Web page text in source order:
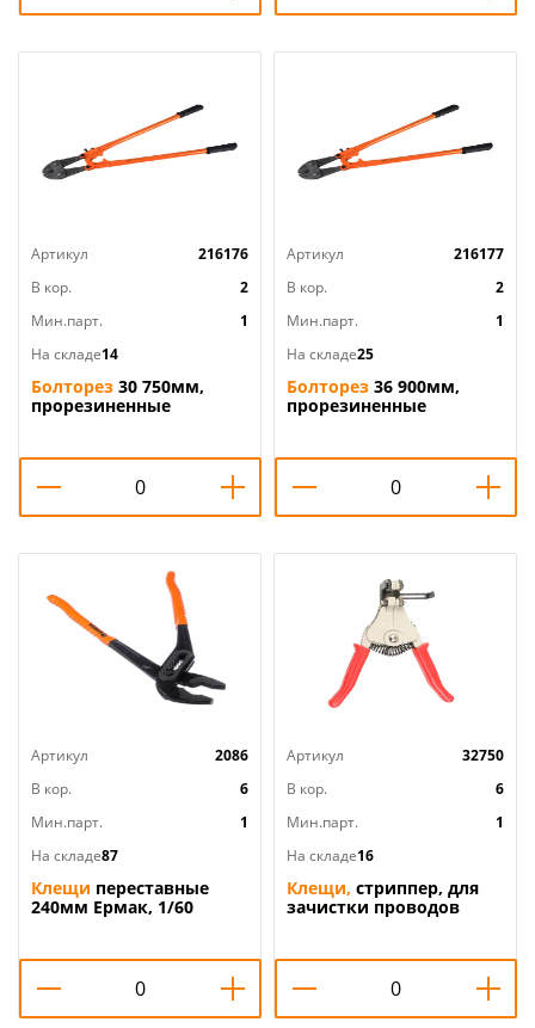
Артикул
216176
В кор.
2
Мин.парт.
1
На складе14
Болторез 30 750мм,
прорезиненные
Артикул
216177
В кор.
2
Мин.парт.
1
На складе25
Болторез 36 900мм,
прорезиненные
Артикул
2086
В кор.
6
Мин.парт.
1
На складе87
Клещи переставные
240мм Ермак, 1/60
Артикул
32750
В кор.
6
Мин.парт.
1
На складе16
Клещи, стриппер, для
зачистки проводов